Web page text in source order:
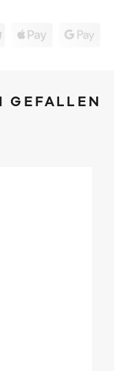
GEFALLEN